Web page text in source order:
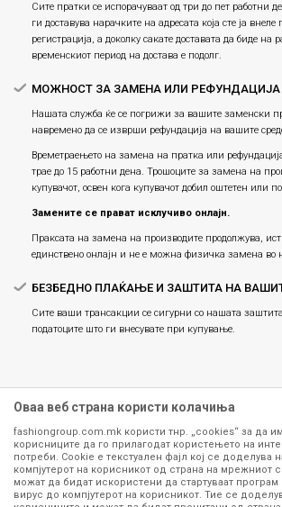
Сите пратки се испорачуваат од три до пет работни
ги доставува нарачките на адресата која сте ја внеле
регистрација, а доколку сакате доставата да биде на
временскиот период на достава е подолг.
МОЖНОСТ ЗА ЗАМЕНА ИЛИ РЕФУНДАЦИЈА
Нашата служба ќе се погрижи за вашите заменски
навремено да се изврши рефундација на вашите
Времетраењето на замена на пратка или
трае до 15 работни дена. Трошоците за замена на
купувачот, освен кога купувачот добил оштетен или
Замените се прават исклучиво онлајн.
Праксата на замена на производите продолжува,
единствено онлајн и не е можна физичка замена во
БЕЗБЕДНО ПЛАЌАЊЕ И ЗАШТИТА НА
Сите ваши трансакции се сигурни со нашата
податоците што ги внесувате при купување.
Сите информации околу производите кои се
Оваа веб страна користи колачиња
fashiongroup.com.mk користи тнр. „cookies“ за да
корисниците да го прилагодат користењето на
потреби. Cookie е текстуален фајл кој се доделува
компјутерот на корисникот од страна на мрежниот
можат да бидат искористени да стартуваат
вирус до компјутерот на корисникот. Тие се